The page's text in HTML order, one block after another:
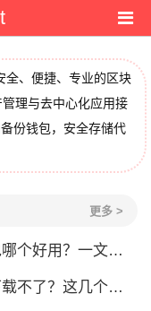
全、便捷、专业的区块
理与去中心化应用接
份钱包，安全存储代
更多 >
一文帮你选对加密钱包
这几个原因你得知道